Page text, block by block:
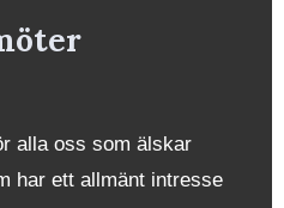
alla oss som älskar
har ett allmänt intresse